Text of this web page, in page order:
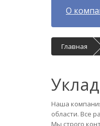
О
Главная
Наша
области. Все
Мы строго